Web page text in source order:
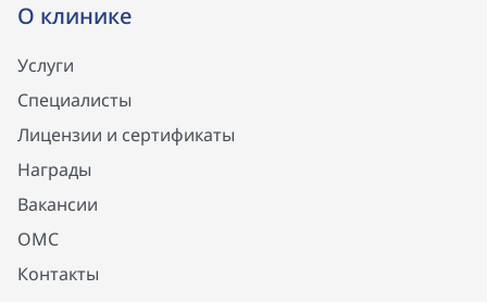
О клинике
Услуги
Специалисты
Лицензии и сертификаты
Награды
Вакансии
ОМС
Контакты